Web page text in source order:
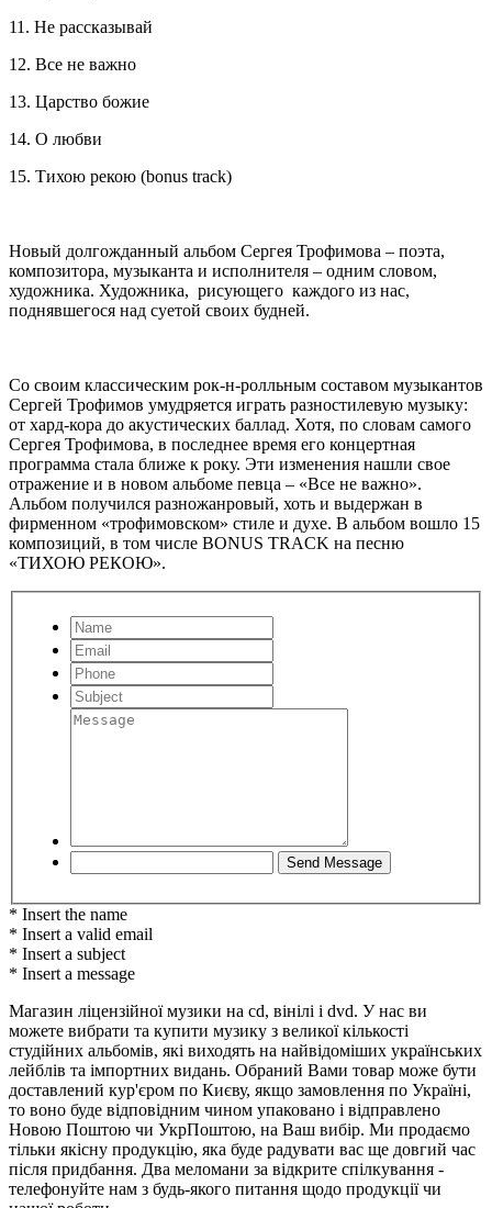
11. Не рассказывай
12. Все не важно
13. Царство божие
14. О любви
15. Тихою рекою (bonus track)
Новый долгожданный альбом Сергея Трофимова – поэта,
композитора, музыканта и исполнителя – одним словом,
художника. Художника, рисующего каждого из нас,
поднявшегося над суетой своих будней.
Со своим классическим рок-н-ролльным составом музыкантов
Сергей Трофимов умудряется играть разностилевую музыку:
от хард-кора до акустических баллад. Хотя, по словам самого
Сергея Трофимова, в последнее время его концертная
программа стала ближе к року. Эти изменения нашли свое
отражение и в новом альбоме певца – «Все не важно».
Альбом получился разножанровый, хоть и выдержан в
фирменном «трофимовском» стиле и духе. В альбом вошло 15
композиций, в том числе BONUS TRACK на песню
«ТИХОЮ РЕКОЮ».
* Insert the name
* Insert a valid email
* Insert a subject
* Insert a message
Магазин ліцензійної музики на cd, вінілі і dvd. У нас ви
можете вибрати та купити музику з великої кількості
студійних альбомів, які виходять на найвідоміших українських
лейблів та імпортних видань. Обраний Вами товар може бути
доставлений кур'єром по Києву, якщо замовлення по Україні,
то воно буде відповідним чином упаковано і відправлено
Новою Поштою чи УкрПоштою, на Ваш вибір. Ми продаємо
тільки якісну продукцію, яка буде радувати вас ще довгий час
після придбання. Два меломани за відкрите спілкування -
телефонуйте нам з будь-якого питання щодо продукції чи